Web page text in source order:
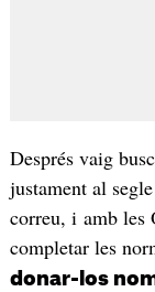
Després vaig
justament al
correu, i amb les
completar les
donar-los